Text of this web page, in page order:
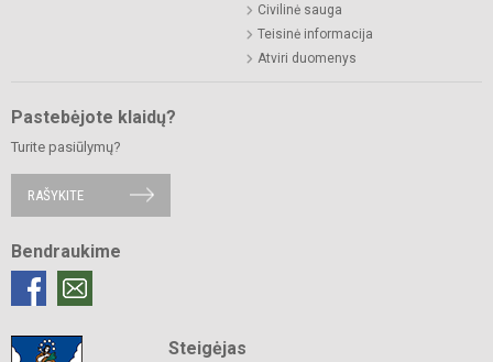
Civilinė sauga
Teisinė informacija
Atviri duomenys
Pastebėjote klaidų?
Turite pasiūlymų?
RAŠYKITE
Bendraukime
Steigėjas